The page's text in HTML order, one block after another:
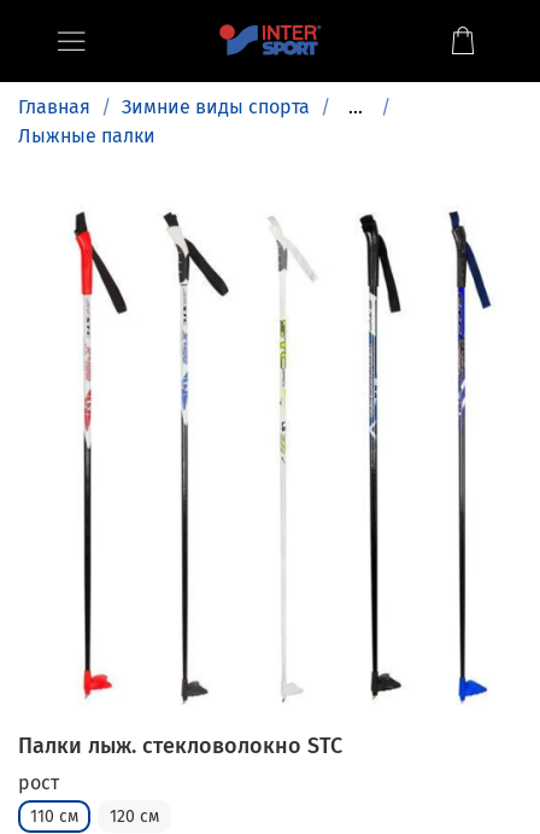
Главная Зимние виды спорта
...
Лыжные палки
Палки лыж. стекловолокно STC
рост
110 см 120 см